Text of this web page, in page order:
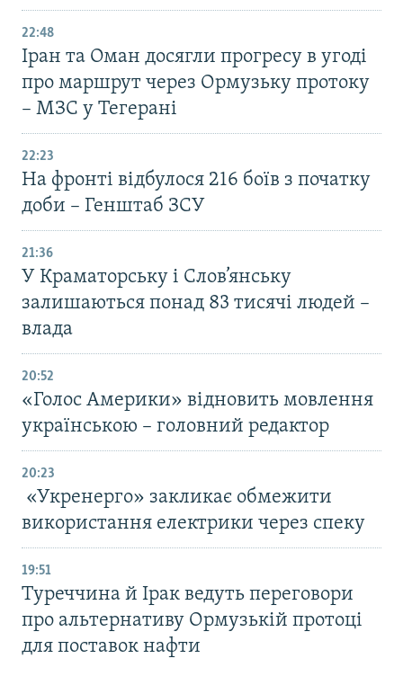
22:48
Іран та Оман досягли прогресу в угоді
про маршрут через Ормузьку протоку
– МЗС у Тегерані
22:23
На фронті відбулося 216 боїв з початку
доби – Генштаб ЗСУ
21:36
У Краматорську і Слов’янську
залишаються понад 83 тисячі людей –
влада
20:52
«Голос Америки» відновить мовлення
українською – головний редактор
20:23
«Укренерго» закликає обмежити
використання електрики через спеку
19:51
Туреччина й Ірак ведуть переговори
про альтернативу Ормузькій протоці
для поставок нафти